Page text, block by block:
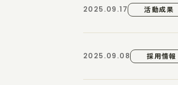
2025.09.17 活動成果
2025.09.08 採用情報